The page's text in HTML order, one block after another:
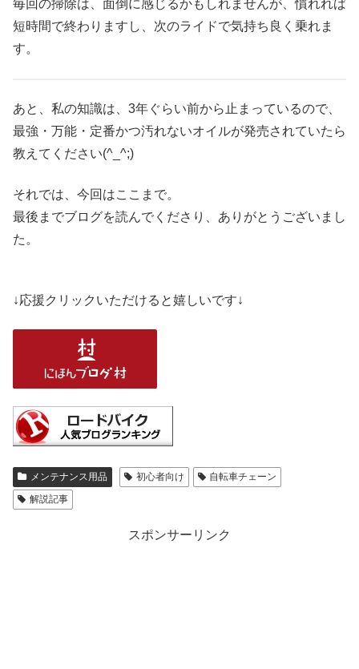
毎回の掃除は、面倒に感じるかもしれませんが、慣れれば
短時間で終わりますし、次のライドで気持ち良く乗れま
す。
あと、私の知識は、3年ぐらい前から止まっているので、
最強・万能・定番かつ汚れないオイルが発売されていたら
教えてください(^_^;)
それでは、今回はここまで。
最後までブログを読んでくださり、ありがとうございまし
た。
↓応援クリックいただけると嬉しいです↓
メンテナンス用品 初心者向け
自転車チェーン
解説記事
スポンサーリンク